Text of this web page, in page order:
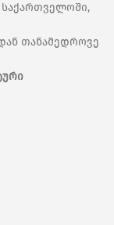
თანამედროვე